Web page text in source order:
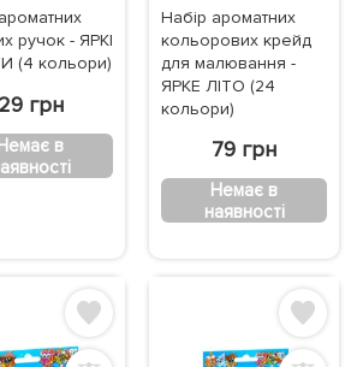
ручок - ЯРКІ
(4 кольори)
29 грн
в
Набір ароматних
кольорових крейд
для малювання -
ЯРКЕ ЛІТО (24
кольори)
79 грн
Немає в
наявності